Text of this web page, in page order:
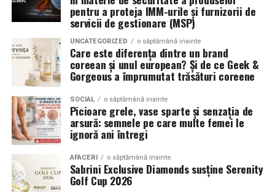
importantă a momentelor speciale din Maramureș,
combinând experiența organizatorică cu capacitatea de
a transforma fiecare eveniment într-o amintire
deosebită pentru participanți.
accentua liniile caroseriei si poate oferi un look
echilibrat, in timp ce o alegere gresita poate strica
proportiile, chiar daca restul masinii este bine realizat.
Anvelopele ca element vizual la show-uri auto
La evenimentele auto din Cluj, anvelopele nu sunt doar
componente functionale, ci si elemente vizuale. Publicul
si fotografii surprind adesea detalii precum modul in
care roata umple aripa, distanta fata de caroserie si
aspectul general al ansamblului roata-janta.
Anvelopele curate, cu dimensiuni corecte si uzura
pentru a proteja IMM-urile și furnizorii de
servicii de gestionare (MSP)
UNCATEGORIZED o săptămână inainte
Care este diferența dintre un brand
coreean și unul european? Și de ce Geek &
Gorgeous a împrumutat trăsături coreene
SOCIAL o săptămână inainte
Picioare grele, vase sparte și senzația de
arsură: semnele pe care multe femei le
ignoră ani întregi
AFACERI o săptămână inainte
Sabrini Exclusive Diamonds susține Serenity
Golf Cup 2026